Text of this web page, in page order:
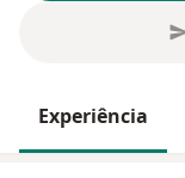
Experiência